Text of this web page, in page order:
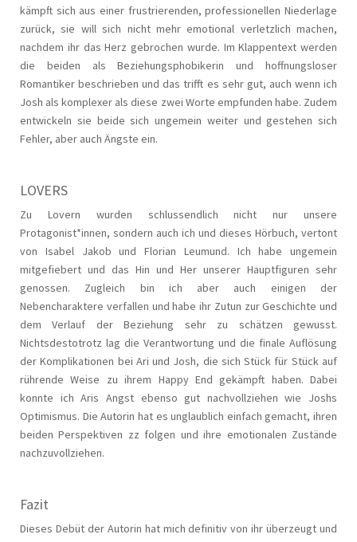
kämpft sich aus einer frustrierenden, professionellen Niederlage
zurück, sie will sich nicht mehr emotional verletzlich machen,
nachdem ihr das Herz gebrochen wurde. Im Klappentext werden
die beiden als Beziehungsphobikerin und hoffnungsloser
Romantiker beschrieben und das trifft es sehr gut, auch wenn ich
Josh als komplexer als diese zwei Worte empfunden habe. Zudem
entwickeln sie beide sich ungemein weiter und gestehen sich
Fehler, aber auch Ängste ein.
LOVERS
Zu Lovern wurden schlussendlich nicht nur unsere
Protagonist*innen, sondern auch ich und dieses Hörbuch, vertont
von Isabel Jakob und Florian Leumund. Ich habe ungemein
mitgefiebert und das Hin und Her unserer Hauptfiguren sehr
genossen. Zugleich bin ich aber auch einigen der
Nebencharaktere verfallen und habe ihr Zutun zur Geschichte und
dem Verlauf der Beziehung sehr zu schätzen gewusst.
Nichtsdestotrotz lag die Verantwortung und die finale Auflösung
der Komplikationen bei Ari und Josh, die sich Stück für Stück auf
rührende Weise zu ihrem Happy End gekämpft haben. Dabei
konnte ich Aris Angst ebenso gut nachvollziehen wie Joshs
Optimismus. Die Autorin hat es unglaublich einfach gemacht, ihren
beiden Perspektiven zz folgen und ihre emotionalen Zustände
nachzuvollziehen.
Fazit
Dieses Debüt der Autorin hat mich definitiv von ihr überzeugt und